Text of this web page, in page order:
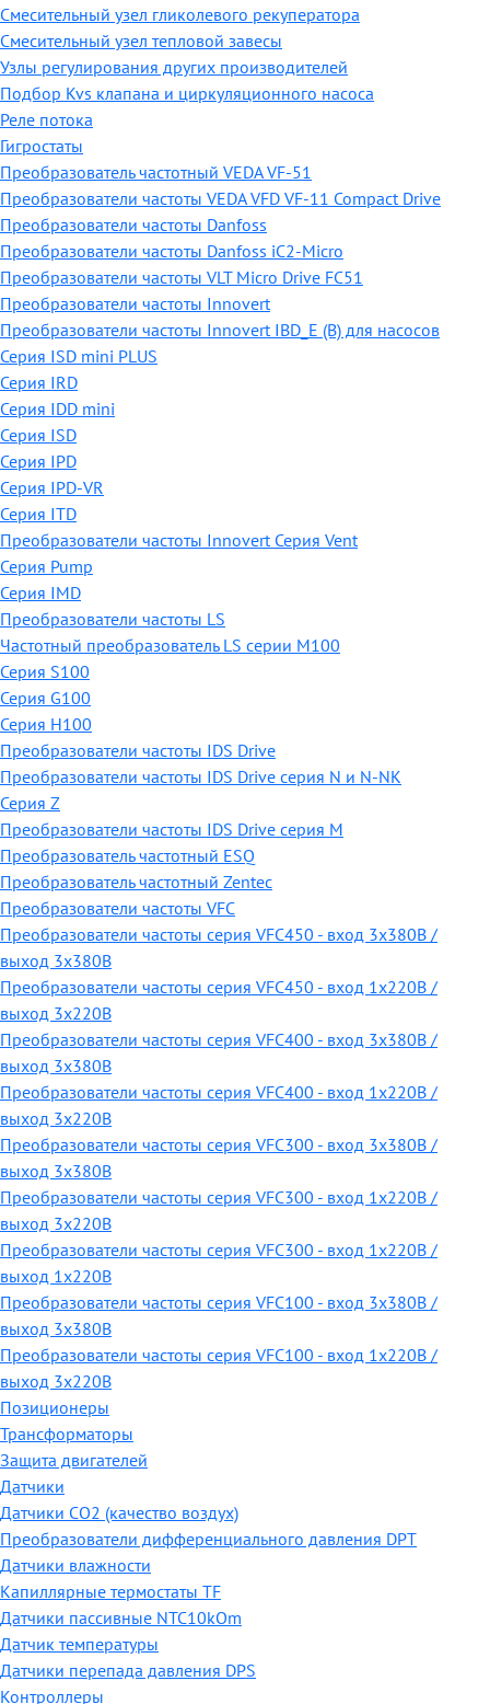
Смесительный узел гликолевого рекуператора
Смесительный узел тепловой завесы
Узлы регулирования других производителей
Подбор Kvs клапана и циркуляционного насоса
Реле потока
Гигростаты
Преобразователь частотный VEDA VF-51
Преобразователи частоты VEDA VFD VF-11 Compact Drive
Преобразователи частоты Danfoss
Преобразователи частоты Danfoss iC2-Micro
Преобразователи частоты VLT Micro Drive FC51
Преобразователи частоты Innovert
Преобразователи частоты Innovert IBD_E (B) для насосов
Серия ISD mini PLUS
Серия IRD
Серия IDD mini
Серия ISD
Серия IPD
Серия IPD-VR
Серия ITD
Преобразователи частоты Innovert Серия Vent
Серия Pump
Серия IMD
Преобразователи частоты LS
Частотный преобразователь LS серии M100
Серия S100
Серия G100
Серия H100
Преобразователи частоты IDS Drive
Преобразователи частоты IDS Drive серия N и N-NK
Серия Z
Преобразователи частоты IDS Drive серия М
Преобразователь частотный ESQ
Преобразователь частотный Zentec
Преобразователи частоты VFC
Преобразователи частоты серия VFC450 - вход 3х380В /
выход 3х380В
Преобразователи частоты серия VFC450 - вход 1х220В /
выход 3х220В
Преобразователи частоты серия VFC400 - вход 3х380В /
выход 3х380В
Преобразователи частоты серия VFC400 - вход 1х220В /
выход 3х220В
Преобразователи частоты серия VFC300 - вход 3х380В /
выход 3х380В
Преобразователи частоты серия VFC300 - вход 1х220В /
выход 3х220В
Преобразователи частоты серия VFC300 - вход 1х220В /
выход 1х220В
Преобразователи частоты серия VFC100 - вход 3х380В /
выход 3х380В
Преобразователи частоты серия VFC100 - вход 1х220В /
выход 3х220В
Позиционеры
Трансформаторы
Защита двигателей
Датчики
Датчики СО2 (качество воздух)
Преобразователи дифференциального давления DPT
Датчики влажности
Капиллярные термостаты TF
Датчики пассивные NTC10kOm
Датчик температуры
Датчики перепада давления DPS
Контроллеры